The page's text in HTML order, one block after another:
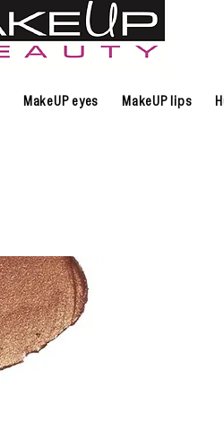
MakeUP eyes MakeUP lips